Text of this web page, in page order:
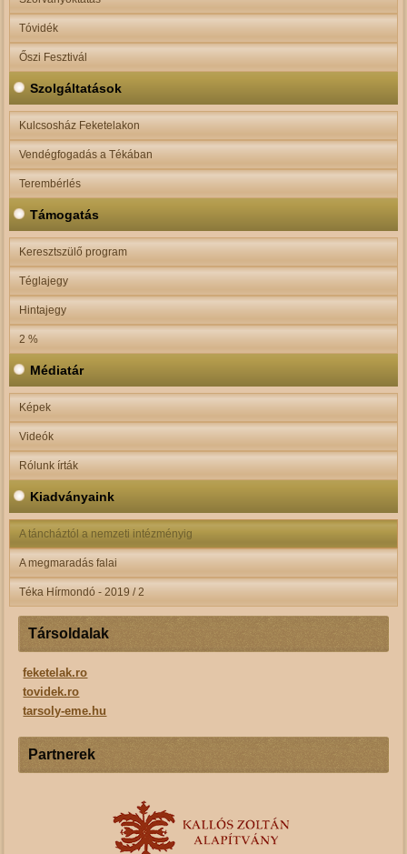
Tóvidék
Őszi Fesztivál
Szolgáltatások
Kulcsosház Feketelakon
Vendégfogadás a Tékában
Terembérlés
Támogatás
Keresztszülő program
Téglajegy
Hintajegy
2 %
Médiatár
Képek
Videók
Rólunk írták
Kiadványaink
A táncháztól a nemzeti intézményig
A megmaradás falai
Téka Hírmondó - 2019 / 2
Társoldalak
feketelak.ro
tovidek.ro
tarsoly-eme.hu
Partnerek